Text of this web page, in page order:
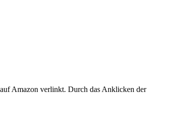
Amazon verlinkt. Durch das Anklicken der